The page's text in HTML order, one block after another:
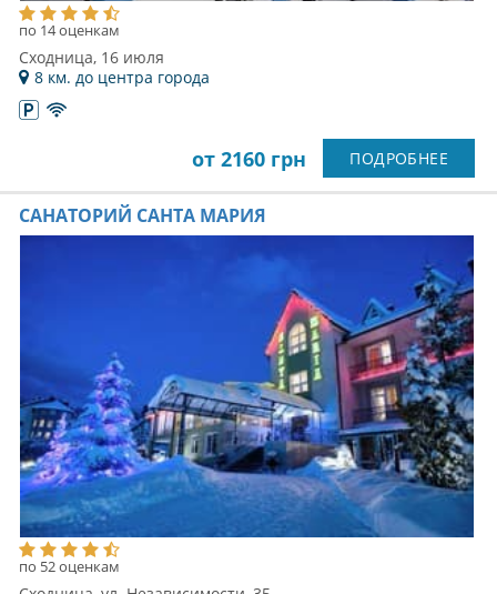
по 14 оценкам
Сходница, 16 июля
8 км. до центра города
от 2160 грн ПОДРОБНЕЕ
САНАТОРИЙ САНТА МАРИЯ
по 52 оценкам